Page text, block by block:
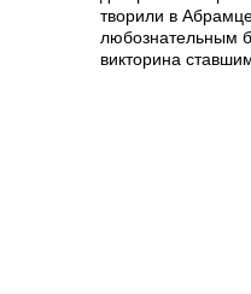
творили в
любознательным
викторина